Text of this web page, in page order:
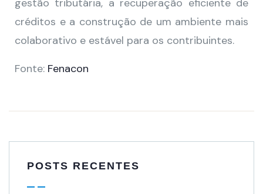
gestão tributária, a recuperação eficiente de
créditos e a construção de um ambiente mais
colaborativo e estável para os contribuintes.
Fonte: Fenacon
POSTS RECENTES